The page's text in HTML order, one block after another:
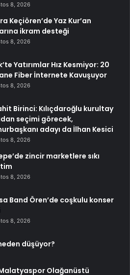
8, 2026
Keçiören’de Yaz Kur’an
ikram desteği
8, 2026
Yatırımlar Hız Kesmiyor: 20
Fiber İnternete Kavuşuyor
8, 2026
Birinci: Kılıçdaroğlu kurultay
seçimi görecek,
adayı da İlhan Kesici
8, 2026
zincir marketlere sıkı
8, 2026
Band Ören’de coşkulu konser
8, 2026
düşüyor?
Olağanüstü